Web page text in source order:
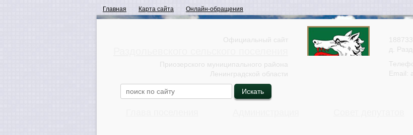
Главная Карта сайта Онлайн-обращения
Официальный сайт
Приозерского муниципального района
Ленинградской области
д.
Email: